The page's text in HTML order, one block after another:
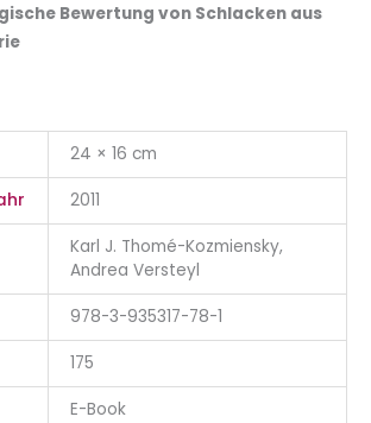
Bewertung von Schlacken aus
24 × 16 cm
2011
Karl J. Thomé-Kozmiensky,
Andrea Versteyl
978-3-935317-78-1
175
E-Book